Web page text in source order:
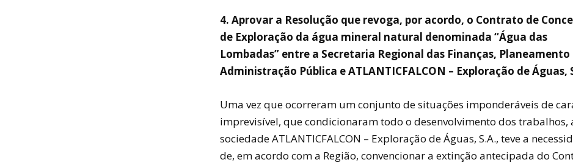
4. Aprovar a Resolução que revoga, por acordo, o Contrato de
de Exploração da água mineral natural denominada “Água das
Lombadas” entre a Secretaria Regional das Finanças, Planeamento
Administração Pública e ATLANTICFALCON – Exploração de Águas,
Uma vez que ocorreram um conjunto de situações imponderáveis de
imprevisível, que condicionaram todo o desenvolvimento dos trabalhos,
sociedade ATLANTICFALCON – Exploração de Águas, S.A., teve a
de, em acordo com a Região, convencionar a extinção antecipada do